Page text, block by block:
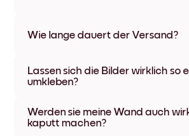
Erhältlich in verschiedenen
Wie lange dauert der Versand?
Ländern bieten wir auch
bekommst Du nach Bestellaufgabe
Lassen sich die Bilder wirklich so
umkleben?
umpositionieren zu lassen, ohne die
beschädigen.
Werden sie meine Wand auch
kaputt machen?